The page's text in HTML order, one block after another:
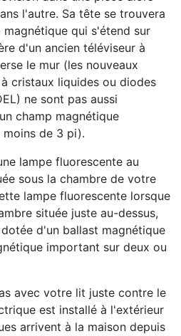
l'autre. Sa tête se trouvera
qui s'étend sur
d'un ancien téléviseur à
le mur (les nouveaux
cristaux liquides ou diodes
ne sont pas aussi
champ magnétique
de 3 pi).
lampe fluorescente au
sous la chambre de votre
lampe fluorescente lorsque
située juste au-dessus,
d'un ballast magnétique
important sur deux ou
avec votre lit juste contre le
est installé à l'extérieur
arrivent à la maison depuis